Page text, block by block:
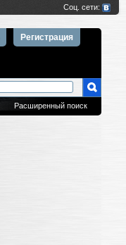
Регистрация
Расширенный поиск